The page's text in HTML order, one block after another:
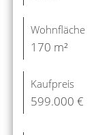
Wohnfläche
170 m²
Kaufpreis
599.000 €